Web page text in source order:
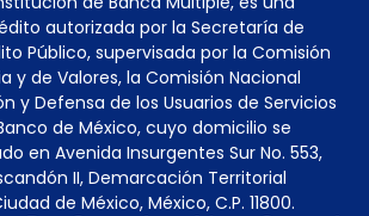
autorizada por la Secretaría de
Público, supervisada por la Comisión
y de Valores, la Comisión Nacional
y Defensa de los Usuarios de Servicios
de México, cuyo domicilio se
en Avenida Insurgentes Sur No. 553,
II, Demarcación Territorial
de México, México, C.P. 11800.